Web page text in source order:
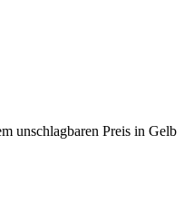
unschlagbaren Preis in Gelb